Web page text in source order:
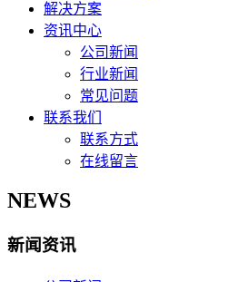
解决方案
资讯中心
公司新闻
行业新闻
常见问题
联系我们
联系方式
在线留言
NEWS
新闻资讯